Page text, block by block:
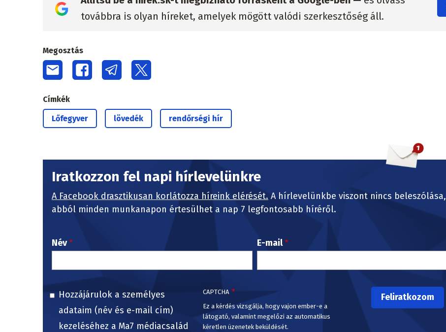
továbbra is olyan híreket, amelyek mögött valódi szerkesztőség áll.
Megosztás
Címkék
Lőfegyver lövedék rendőrségi hír
Iratkozzon fel napi hírlevelünkre
A Facebook drasztikusan korlátozza híreink elérését. A hírlevelünkbe viszont nincs beleszólása,
abból minden munkanapon értesülhet a nap 7 legfontosabb híréről.
Név E-mail
Hozzájárulok a személyes
adataim (név és e-mail cím)
kezeléséhez a Ma7 médiacsalád
CAPTCHA
Ez a kérdés vizsgálja, hogy vajon ember-e a
látogató, valamint megelőzi az automatikus
kéretlen üzenetek beküldését.